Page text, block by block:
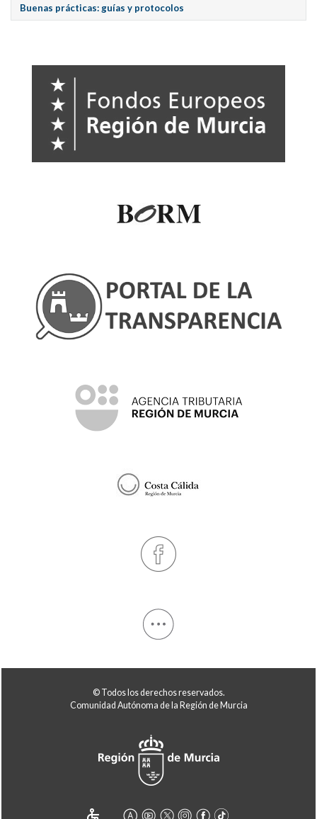
Buenas prácticas: guías y protocolos
© Todos los derechos reservados.
Comunidad Autónoma de la Región de Murcia